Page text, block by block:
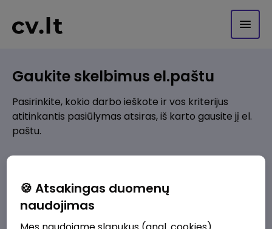
Gaukite skelbimus el.paštu
Pasirinkite, kokio darbo ieškote ir vos kriterijus
atitinkantis pasiūlymas atsiras, iš karto gausite jį el.
paštu.
Pridėti naują
🍪 Atsakingas duomenų
naudojimas